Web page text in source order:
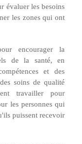
évaluer les besoins
les zones qui ont
encourager la
de la santé, en
et des
soins de qualité
travailler pour
les personnes qui
puissent recevoir